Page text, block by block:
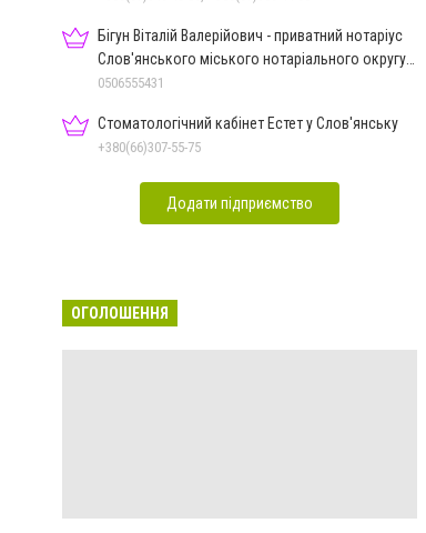
Бігун Віталій Валерійович - приватний нотаріус
Слов'янського міського нотаріального округу
Дон.обл.
0506555431
Стоматологічний кабінет Естет у Слов'янську
+380(66)307-55-75
Додати підприємство
ОГОЛОШЕННЯ